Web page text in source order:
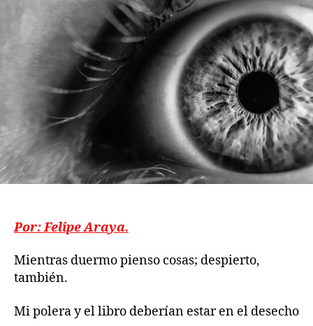
Por: Felipe Araya.
Mientras duermo pienso cosas; despierto,
también.
Mi polera y el libro deberían estar en el desecho